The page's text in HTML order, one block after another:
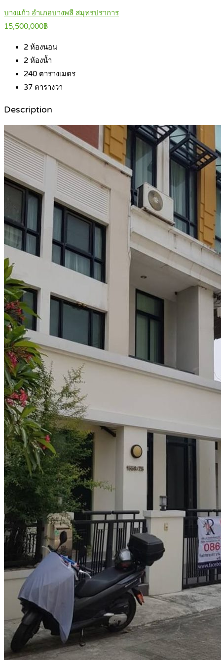
บางแก้ว อำเภอบางพลี สมุทรปราการ
15,500,000฿
2 ห้องนอน
2 ห้องน้ำ
240 ตารางเมตร
37 ตารางวา
Description